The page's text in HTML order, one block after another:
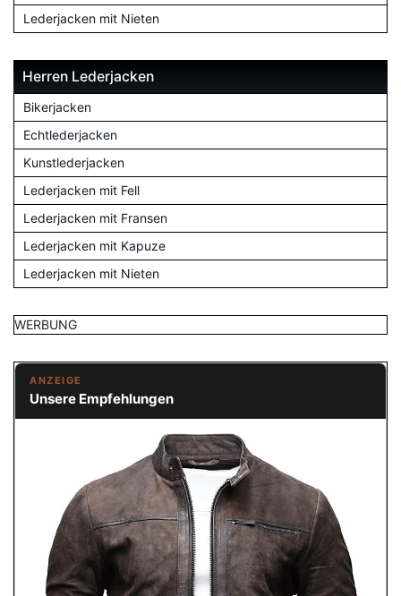
Lederjacken mit Nieten
Herren Lederjacken
Bikerjacken
Echtlederjacken
Kunstlederjacken
Lederjacken mit Fell
Lederjacken mit Fransen
Lederjacken mit Kapuze
Lederjacken mit Nieten
WERBUNG
ANZEIGE
Unsere Empfehlungen